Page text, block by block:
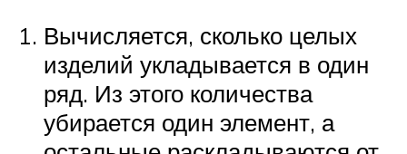
Вычисляется, сколько целых
изделий укладывается в один
ряд. Из этого количества
убирается один элемент, а